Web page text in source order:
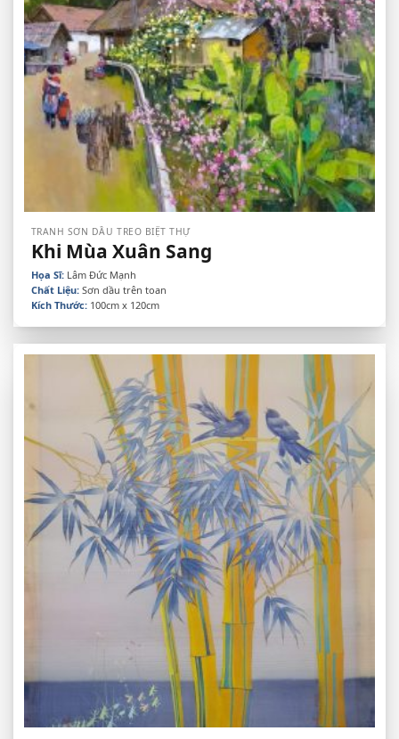
TRANH SƠN DẦU TREO BIỆT THỰ
Khi Mùa Xuân Sang
Họa Sĩ: Lâm Đức Mạnh
Chất Liệu: Sơn dầu trên toan
Kích Thước: 100cm x 120cm